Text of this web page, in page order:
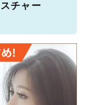
チャー